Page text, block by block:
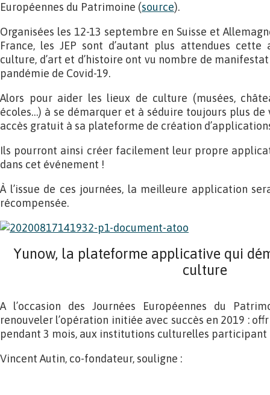
Européennes du Patrimoine (source).
Organisées les 12-13 septembre en Suisse et
France, les JEP sont d’autant plus attendues
culture, d’art et d’histoire ont vu nombre de
pandémie de Covid-19.
Alors pour aider les lieux de culture (musées,
écoles…) à se démarquer et à séduire toujours plus de
accès gratuit à sa plateforme de création
Ils pourront ainsi créer facilement leur propre
dans cet événement !
À l’issue de ces journées, la meilleure application
récompensée.
Yunow, la plateforme applicative qui
culture
A l’occasion des Journées Européennes du
renouveler l’opération initiée avec succès en 2019 :
pendant 3 mois, aux institutions culturelles participant
Vincent Autin, co-fondateur, souligne :